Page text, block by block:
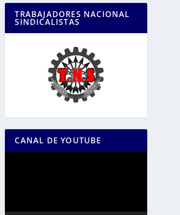
TRABAJADORES NACIONAL
SINDICALISTAS
CANAL DE YOUTUBE